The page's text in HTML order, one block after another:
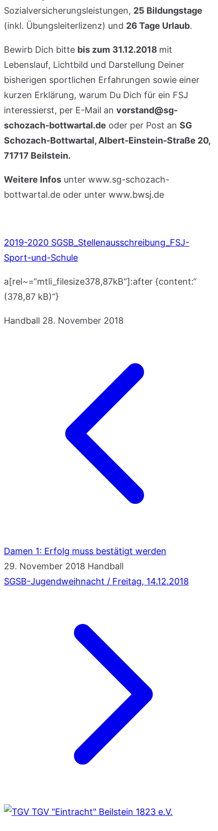
Sozialversicherungsleistungen, 25 Bildungstage
(inkl. Übungsleiterlizenz) und 26 Tage Urlaub.
Bewirb Dich bitte bis zum 31.12.2018 mit
Lebenslauf, Lichtbild und Darstellung Deiner
bisherigen sportlichen Erfahrungen sowie einer
kurzen Erklärung, warum Du Dich für ein FSJ
interessierst, per E-Mail an vorstand@sg-
schozach-bottwartal.de oder per Post an SG
Schozach-Bottwartal, Albert-Einstein-Straße 20,
71717 Beilstein.
Weitere Infos unter www.sg-schozach-
bottwartal.de oder unter www.bwsj.de
2019-2020 SGSB_Stellenausschreibung_FSJ-
Sport-und-Schule
a[rel~=“mtli_filesize378,87kB“]:after {content:“
(378,87 kB)“}
Handball 28. November 2018
Damen 1: Erfolg muss bestätigt werden
29. November 2018 Handball
SGSB-Jugendweihnacht / Freitag, 14.12.2018
TGV "Eintracht" Beilstein 1823 e.V.